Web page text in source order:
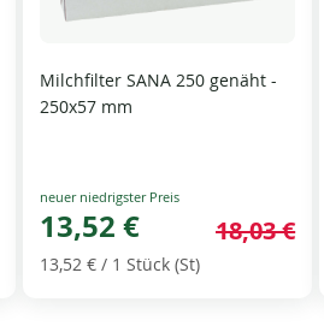
Milchfilter SANA 250 genäht -
250x57 mm
Special
Price
13,52 € 18,03 €
13,52 €/ 1 Stück (St)